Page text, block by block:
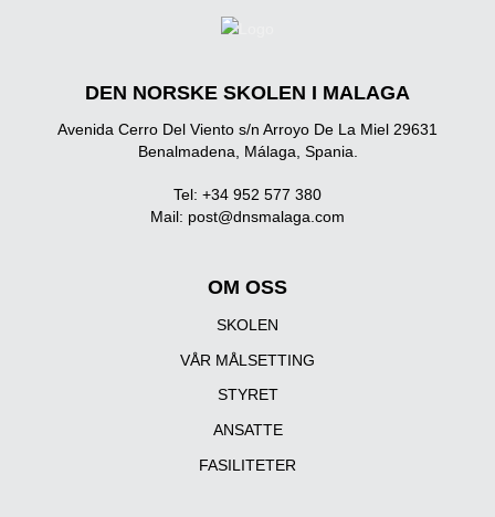
DEN NORSKE SKOLEN I MALAGA
Avenida Cerro Del Viento s/n Arroyo De La Miel 29631
Benalmadena, Málaga, Spania.
Tel: +34 952 577 380
Mail: post@dnsmalaga.com
OM OSS
SKOLEN
VÅR MÅLSETTING
STYRET
ANSATTE
FASILITETER